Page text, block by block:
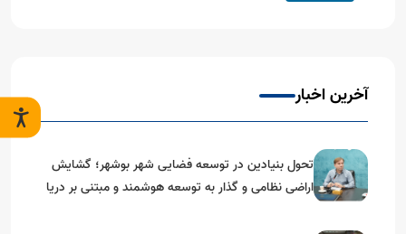
آخرین اخبار
تحول بنیادین در توسعه فضایی شهر بوشهر؛ گشایش
اراضی نظامی و گذار به توسعه هوشمند و مبتنی بر دریا